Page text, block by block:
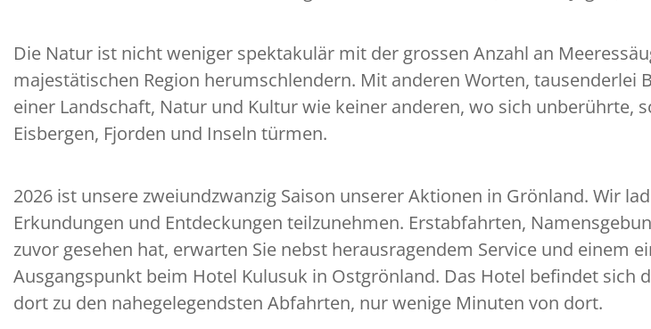
Die Natur ist nicht weniger spektakulär mit der grossen Anzahl an
majestätischen Region herumschlendern. Mit anderen Worten, tausenderlei
einer Landschaft, Natur und Kultur wie keiner anderen, wo sich unberührte,
Eisbergen, Fjorden und Inseln türmen.
2026 ist unsere zweiundzwanzig Saison unserer Aktionen in Grönland. Wir
Erkundungen und Entdeckungen teilzunehmen. Erstabfahrten,
zuvor gesehen hat, erwarten Sie nebst herausragendem Service und einem
Ausgangspunkt beim Hotel Kulusuk in Ostgrönland. Das Hotel befindet sich
dort zu den nahegelegendsten Abfahrten, nur wenige Minuten von dort.